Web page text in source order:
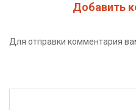
Добавить
Для отправки комментария